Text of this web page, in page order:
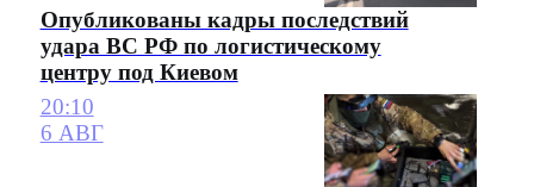
Опубликованы кадры последствий
удара ВС РФ по логистическому
центру под Киевом
20:10
6 АВГ